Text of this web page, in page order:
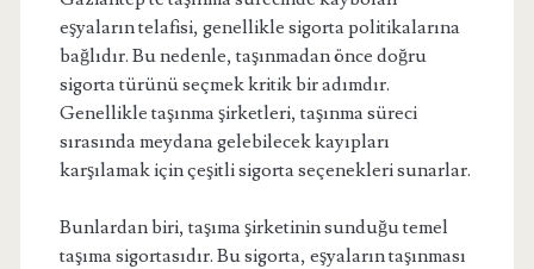
eşyaların telafisi, genellikle sigorta politikalarına
bağlıdır. Bu nedenle, taşınmadan önce doğru
sigorta türünü seçmek kritik bir adımdır.
Genellikle taşınma şirketleri, taşınma süreci
sırasında meydana gelebilecek kayıpları
karşılamak için çeşitli sigorta seçenekleri sunarlar.
Bunlardan biri, taşıma şirketinin sunduğu temel
taşıma sigortasıdır. Bu sigorta, eşyaların taşınması